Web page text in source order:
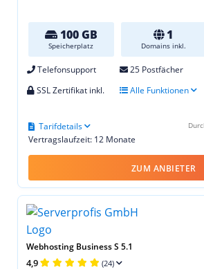
100 GB
Speicherplatz
1
Domains inkl.
Telefonsupport 25 Postfächer
SSL Zertifikat inkl.
Alle Funktionen
Vertragslaufzeit: 12 Monate
Tarifdetails
ZUM ANBIETER
Webhosting Business S 5.1
4,9 (24)